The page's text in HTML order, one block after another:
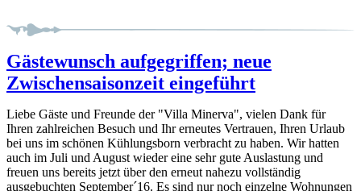
Gästewunsch aufgegriffen; neue
Zwischensaisonzeit eingeführt
Liebe Gäste und Freunde der "Villa Minerva", vielen Dank für
Ihren zahlreichen Besuch und Ihr erneutes Vertrauen, Ihren Urlaub
bei uns im schönen Kühlungsborn verbracht zu haben. Wir hatten
auch im Juli und August wieder eine sehr gute Auslastung und
freuen uns bereits jetzt über den erneut nahezu vollständig
ausgebuchten September´16. Es sind nur noch einzelne Wohnungen